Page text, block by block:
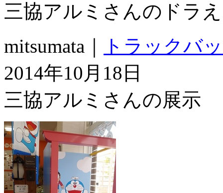
三協アルミさんのドラ
mitsumata｜
トラックバ
2014年10月18日
三協アルミさんの展示